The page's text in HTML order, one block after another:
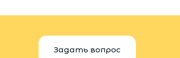
Задать вопрос